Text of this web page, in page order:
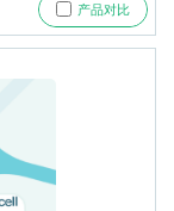
产品对比